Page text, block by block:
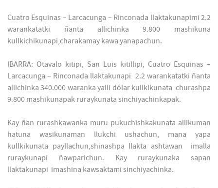
Cuatro Esquinas – Larcacunga – Rinconada llaktakunapimi 2.2
warankatatki ñanta allichinka 9.800 mashikuna
kullkichikunapi,charakamay kawa yanapachun.
IBARRA: Otavalo kitipi, San Luis kitillipi, Cuatro Esquinas –
Larcacunga – Rinconada llaktakunapi 2.2 warankatatki ñanta
allichinka 340.000 waranka yalli dólar kullkikunata churashpa
9.800 mashikunapak ruraykunata sinchiyachinkapak.
Kay ñan rurashkawanka muru pukuchishkakunata allikuman
hatuna wasikunaman llukchi ushachun, mana yapa
kullkikunata payllachun,shinashpa llakta ashtawan imalla
ruraykunapi ñawparichun. Kay ruraykunaka sapan
llaktakunapi imashina kawsaktami sinchiyachinka.